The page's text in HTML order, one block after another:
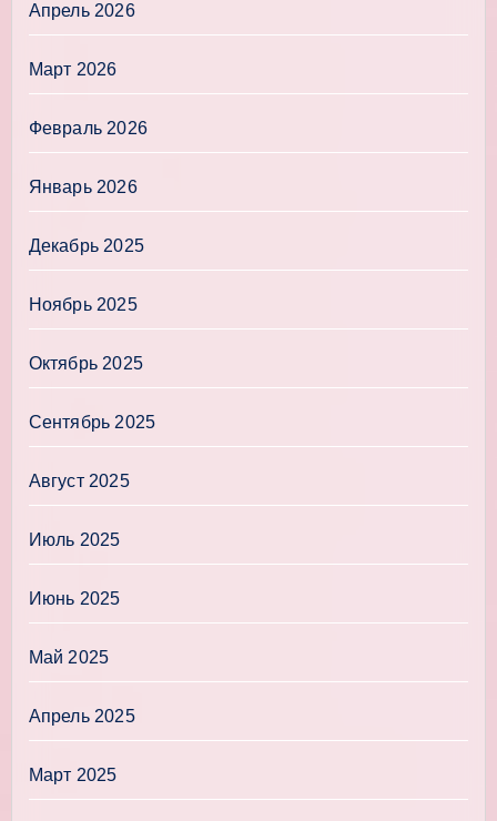
Апрель 2026
Март 2026
Февраль 2026
Январь 2026
Декабрь 2025
Ноябрь 2025
Октябрь 2025
Сентябрь 2025
Август 2025
Июль 2025
Июнь 2025
Май 2025
Апрель 2025
Март 2025